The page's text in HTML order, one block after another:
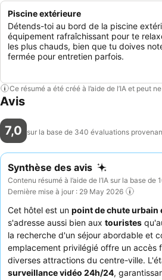
Piscine extérieure
Détends-toi au bord de la piscine
équipement rafraîchissant pour te
les plus chauds, bien que tu doives
fermée pour entretien parfois.
Ce résumé a été créé à l’aide de l’IA et peut
Avis
7,0 sur la base de 340 évaluations
Synthèse des avis
Contenu résumé à l’aide de l’IA sur la base de
Dernière mise à jour : 29 May 2026
Cet hôtel est un point de chute urbain
s'adresse aussi bien aux touristes
la recherche d'un séjour abordable et
emplacement privilégié offre un accès
diverses attractions du centre-ville.
surveillance vidéo 24h/24,